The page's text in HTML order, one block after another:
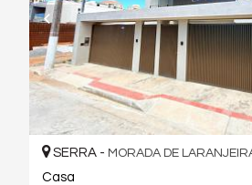
SERRA - MORADA DE
Casa